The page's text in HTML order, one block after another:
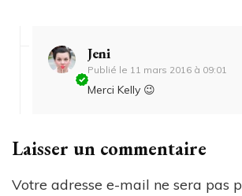
Jeni
Publié le 11 mars 2016 à 09:01
Merci Kelly 😉
Laisser un commentaire
Votre adresse e-mail ne sera pas